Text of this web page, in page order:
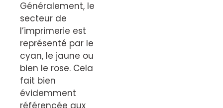
Généralement, le
secteur de
l’imprimerie est
représenté par le
cyan, le jaune ou
bien le rose. Cela
fait bien
évidemment
référencée aux